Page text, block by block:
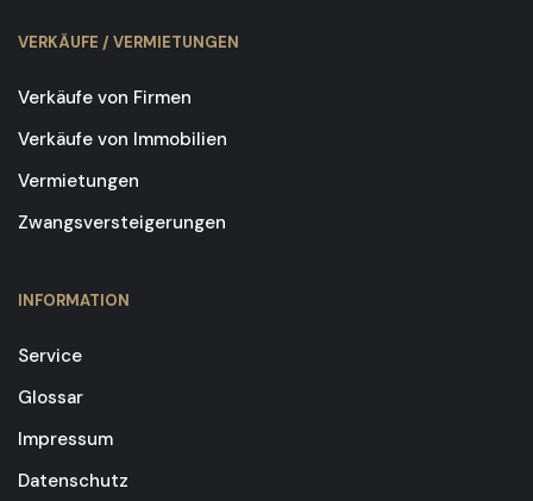
VERKÄUFE / VERMIETUNGEN
Verkäufe von Firmen
Verkäufe von Immobilien
Vermietungen
Zwangsversteigerungen
INFORMATION
Service
Glossar
Impressum
Datenschutz